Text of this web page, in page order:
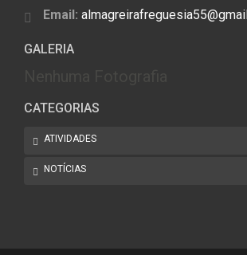
Email:
GALERIA
CATEGORIAS
ATIVIDADES
NOTÍCIAS